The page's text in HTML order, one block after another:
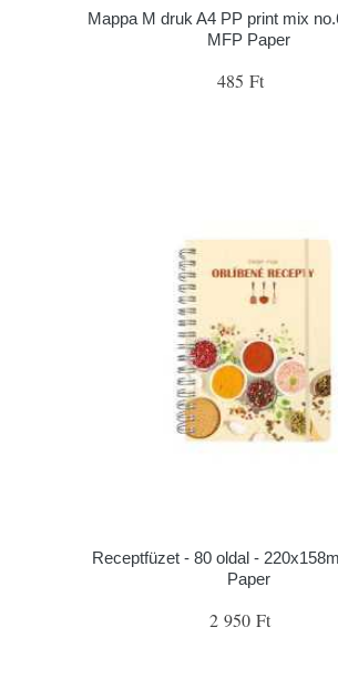
Mappa M druk A4 PP print mix
MFP Paper
485 Ft
Receptfüzet - 80 oldal -
Paper
2 950 Ft